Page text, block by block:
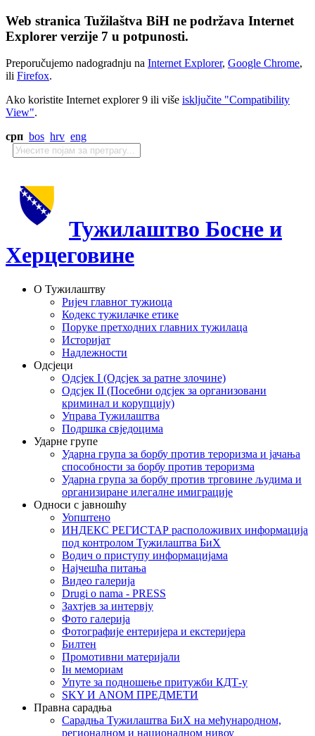
Web stranica Tužilaštva BiH ne podržava Internet
Explorer verzije 7 u potpunosti.
Preporučujemo nadogradnju na Internet Explorer, Google Chrome,
ili Firefox.
Ako koristite Internet explorer 9 ili više isključite "Compatibility
View".
срп bos hrv eng
Тужилаштво Босне и
Херцеговине
О Тужилаштву
Ријеч главног тужиоца
Кодекс тужилачке етике
Поруке претходних главних тужилаца
Историјат
Надлежности
Одсјеци
Одсјек I (Одсјек за ратне злочине)
Одсјек II (Посебни одсјек за организовани
криминал и корупцију)
Управа Тужилаштва
Подршка свједоцима
Ударне групе
Ударна група за борбу против тероризма и јачања
способности за борбу против тероризма
Ударна група за борбу против трговине људима и
организиране илегалне имиграције
Односи с јавношћу
Уопштено
ИНДЕКС РЕГИСТАР расположивих информација
под контролом Тужилаштва БиХ
Водич о приступу информацијама
Најчешћа питања
Видео галерија
Drugi o nama - PRESS
Захтјев за интервју
Фото галерија
Фотографије ентеријера и екстеријера
Билтен
Промотивни материјали
Iн мемориам
Упуте за подношење притужби КДТ-у
SKY И ANOM ПРЕДМЕТИ
Правна сарадња
Сарадња Тужилаштва БиХ на међународном,
регионалном и националном нивоу